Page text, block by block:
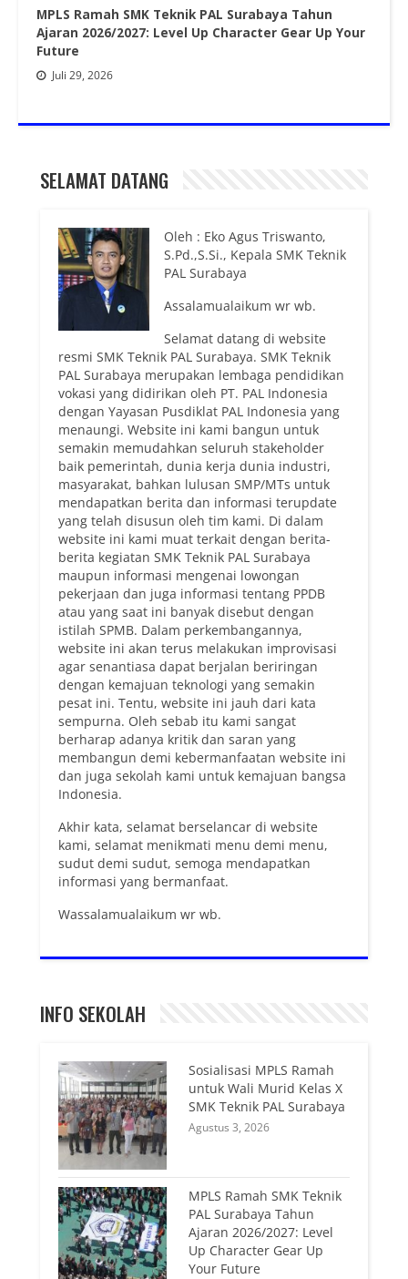
MPLS Ramah SMK Teknik PAL Surabaya Tahun
Ajaran 2026/2027: Level Up Character Gear Up Your
Future
Juli 29, 2026
SELAMAT DATANG
Oleh : Eko Agus Triswanto,
S.Pd.,S.Si., Kepala SMK Teknik
PAL Surabaya
Assalamualaikum wr wb.
Selamat datang di website
resmi SMK Teknik PAL Surabaya. SMK Teknik
PAL Surabaya merupakan lembaga pendidikan
vokasi yang didirikan oleh PT. PAL Indonesia
dengan Yayasan Pusdiklat PAL Indonesia yang
menaungi. Website ini kami bangun untuk
semakin memudahkan seluruh stakeholder
baik pemerintah, dunia kerja dunia industri,
masyarakat, bahkan lulusan SMP/MTs untuk
mendapatkan berita dan informasi terupdate
yang telah disusun oleh tim kami. Di dalam
website ini kami muat terkait dengan berita-
berita kegiatan SMK Teknik PAL Surabaya
maupun informasi mengenai lowongan
pekerjaan dan juga informasi tentang PPDB
atau yang saat ini banyak disebut dengan
istilah SPMB. Dalam perkembangannya,
website ini akan terus melakukan improvisasi
agar senantiasa dapat berjalan beriringan
dengan kemajuan teknologi yang semakin
pesat ini. Tentu, website ini jauh dari kata
sempurna. Oleh sebab itu kami sangat
berharap adanya kritik dan saran yang
membangun demi kebermanfaatan website ini
dan juga sekolah kami untuk kemajuan bangsa
Indonesia.
Akhir kata, selamat berselancar di website
kami, selamat menikmati menu demi menu,
sudut demi sudut, semoga mendapatkan
informasi yang bermanfaat.
Wassalamualaikum wr wb.
INFO SEKOLAH
Sosialisasi MPLS Ramah
untuk Wali Murid Kelas X
SMK Teknik PAL Surabaya
Agustus 3, 2026
MPLS Ramah SMK Teknik
PAL Surabaya Tahun
Ajaran 2026/2027: Level
Up Character Gear Up
Your Future